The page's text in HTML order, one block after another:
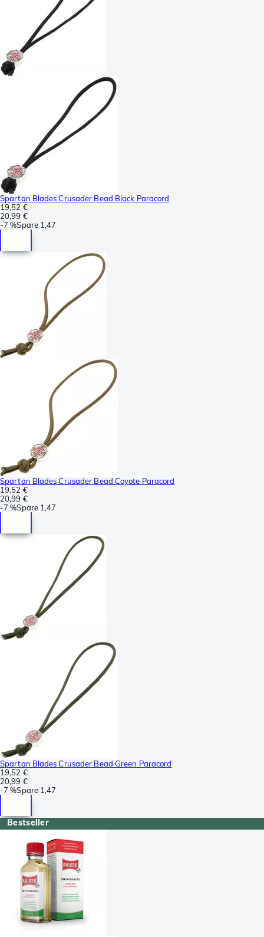
Spartan Blades Crusader Bead Black Paracord
19,52 €
20,99 €
-7 %Spare 1,47
Spartan Blades Crusader Bead Coyote Paracord
19,52 €
20,99 €
-7 %Spare 1,47
Spartan Blades Crusader Bead Green Paracord
19,52 €
20,99 €
-7 %Spare 1,47
Bestseller